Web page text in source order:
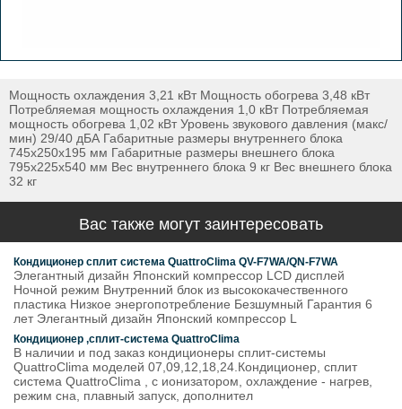
Мощность охлаждения 3,21 кВт Мощность обогрева 3,48 кВт
Потребляемая мощность охлаждения 1,0 кВт Потребляемая
мощность обогрева 1,02 кВт Уровень звукового давления (макс/
мин) 29/40 дБА Габаритные размеры внутреннего блока
745х250х195 мм Габаритные размеры внешнего блока
795х225х540 мм Вес внутреннего блока 9 кг Вес внешнего блока
32 кг
Вас также могут заинтересовать
Кондиционер сплит система QuattroClima QV-F7WA/QN-F7WA
Элегантный дизайн Японский компрессор LCD дисплей
Ночной режим Внутренний блок из высококачественного
пластика Низкое энергопотребление Безшумный Гарантия 6
лет Элегантный дизайн Японский компрессор L
Кондиционер ,сплит-система QuattroClima
В наличии и под заказ кондиционеры сплит-системы
QuattroClima моделей 07,09,12,18,24.Кондиционер, сплит
система QuattroClima , с ионизатором, охлаждение - нагрев,
режим сна, плавный запуск, дополнител